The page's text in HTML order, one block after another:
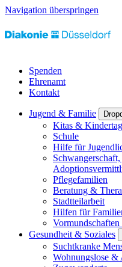
Navigation überspringen
Spenden
Ehrenamt
Kontakt
Jugend & Familie
Kitas &
Schule
Hilfe für
Pflegefamilien
Beratung &
Stadtteilarbeit
Hilfen für
Gesundheit & Soziales
Suchtkranke
Wohnungslose &